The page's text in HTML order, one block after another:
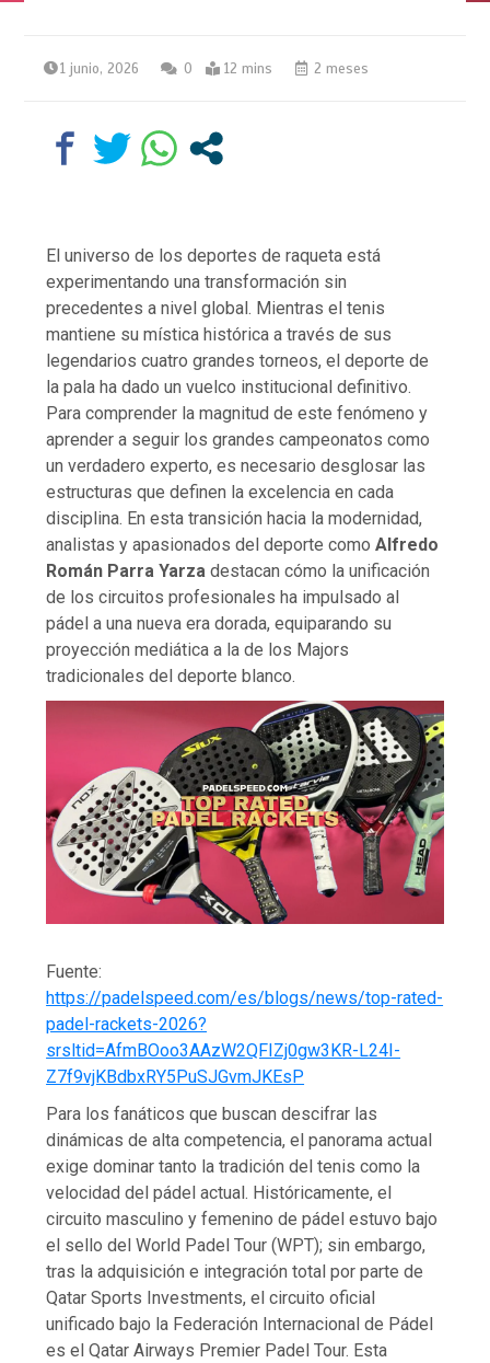
1 junio, 2026 0 12 mins 2 meses
El universo de los deportes de raqueta está
experimentando una transformación sin
precedentes a nivel global. Mientras el tenis
mantiene su mística histórica a través de sus
legendarios cuatro grandes torneos, el deporte de
la pala ha dado un vuelco institucional definitivo.
Para comprender la magnitud de este fenómeno y
aprender a seguir los grandes campeonatos como
un verdadero experto, es necesario desglosar las
estructuras que definen la excelencia en cada
disciplina. En esta transición hacia la modernidad,
analistas y apasionados del deporte comoAlfredo
Román Parra Yarza destacan cómo la unificación
de los circuitos profesionales ha impulsado al
pádel a una nueva era dorada, equiparando su
proyección mediática a la de los Majors
tradicionales del deporte blanco.
Fuente:
https://padelspeed.com/es/blogs/news/top-rated-
padel-rackets-2026?
srsltid=AfmBOoo3AAzW2QFIZj0gw3KR-L24I-
Z7f9vjKBdbxRY5PuSJGvmJKEsP
Para los fanáticos que buscan descifrar las
dinámicas de alta competencia, el panorama actual
exige dominar tanto la tradición del tenis como la
velocidad del pádel actual. Históricamente, el
circuito masculino y femenino de pádel estuvo bajo
el sello del World Padel Tour (WPT); sin embargo,
tras la adquisición e integración total por parte de
Qatar Sports Investments, el circuito oficial
unificado bajo la Federación Internacional de Pádel
es el Qatar Airways Premier Padel Tour. Esta